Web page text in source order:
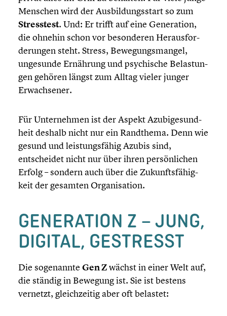
Menschen wird der Ausbil­dungs­start so zum
Stress­test. Und: Er trifft auf eine Genera­tion,
die ohnehin schon vor beson­de­ren Heraus­for­
de­run­gen steht. Stress, Bewegungs­man­gel,
ungesunde Ernährung und psychi­sche Belas­tun­
gen gehören längst zum Alltag vieler junger
Erwach­se­ner.
Für Unter­neh­men ist der Aspekt Azubi­ge­sund­
heit deshalb nicht nur ein Randthema. Denn wie
gesund und leistungs­fä­hig Azubis sind,
entschei­det nicht nur über ihren persön­li­chen
Erfolg – sondern auch über die Zukunfts­fä­hig­
keit der gesamten Organi­sa­tion.
GENERA­TION Z – JUNG,
DIGITAL, GESTRESST
Die sogenannte Gen Zwächst in einer Welt auf,
die ständig in Bewegung ist. Sie ist bestens
vernetzt, gleich­zei­tig aber oft belastet: